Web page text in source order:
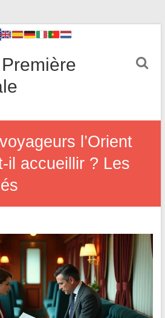
l’Orient
il accueillir ? Les